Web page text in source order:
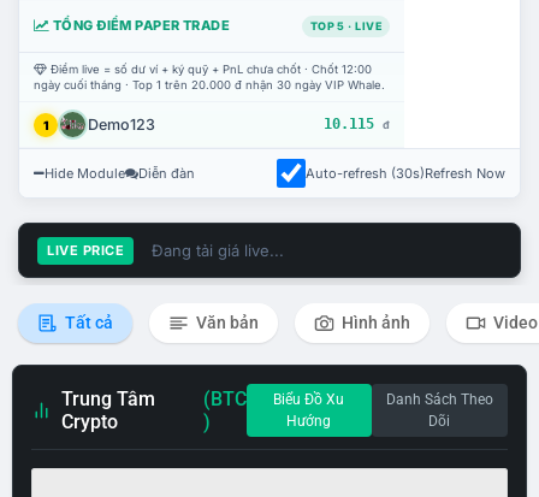
TỔNG ĐIỂM PAPER TRADE TOP 5 · LIVE
Điểm live = số dư ví + ký quỹ + PnL chưa chốt · Chốt 12:00
ngày cuối tháng · Top 1 trên 20.000 đ nhận 30 ngày VIP Whale.
1 Demo123 10.115 đ
Hide Module Diễn đàn Auto-refresh (30s)Refresh Now
LIVE PRICE Đang tải giá live...
Tất cả Văn bản Hình ảnh Video
Trung Tâm
Crypto
(BTC
)
Biểu Đồ Xu
Hướng
Danh Sách Theo
Dõi